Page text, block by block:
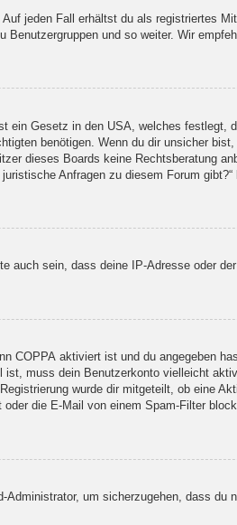
jeden Fall erhältst du als registriertes
und so weiter. Wir
ein Gesetz in den USA, welches festlegt,
benötigen. Wenn du dir unsicher
dieses Boards keine Rechtsberatung
Anfragen zu diesem Forum gibt?“
auch sein, dass deine IP-Adresse oder
COPPAaktiviert ist und du angegeben
ist, muss dein Benutzerkonto vielleicht
wurde dir mitgeteilt, ob eine
die E-Mail von einem Spam-Filter
um sicherzugehen, dass du